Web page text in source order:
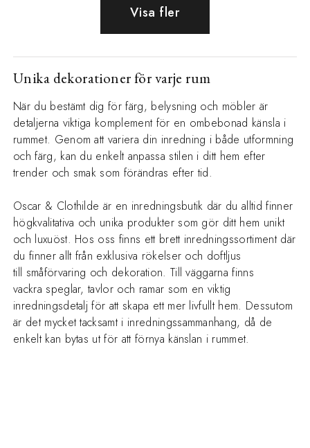
Visa fler
Unika dekorationer för varje rum
När du bestämt dig för färg, belysning och möbler är
detaljerna viktiga komplement för en ombebonad känsla i
rummet. Genom att variera din inredning i både utformning
och färg, kan du enkelt anpassa stilen i ditt hem efter
trender och smak som förändras efter tid.
Oscar & Clothilde är en inredningsbutik där du alltid finner
högkvalitativa och unika produkter som gör ditt hem unikt
och luxuöst. Hos oss finns ett brett inredningssortiment där
du finner allt från exklusiva rökelser och doftljus
till småförvaring och dekoration. Till väggarna finns
vackra speglar, tavlor och ramar som en viktig
inredningsdetalj för att skapa ett mer livfullt hem. Dessutom
är det mycket tacksamt i inredningssammanhang, då de
enkelt kan bytas ut för att förnya känslan i rummet.